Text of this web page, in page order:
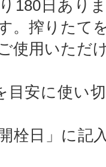
180日あり
。搾りたて
使用いただ
安に使い
栓日」に記